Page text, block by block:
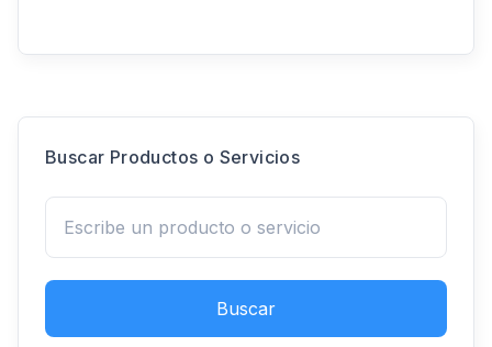
Buscar Productos o Servicios
Buscar